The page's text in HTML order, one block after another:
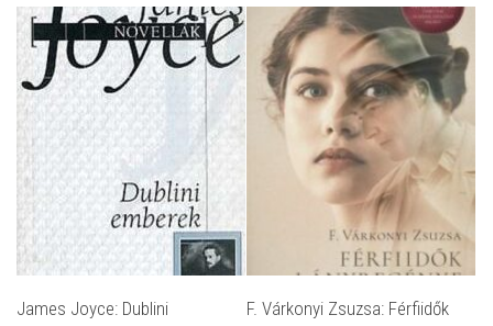
James Joyce: Dublini
F. Várkonyi Zsuzsa: Férfiidők